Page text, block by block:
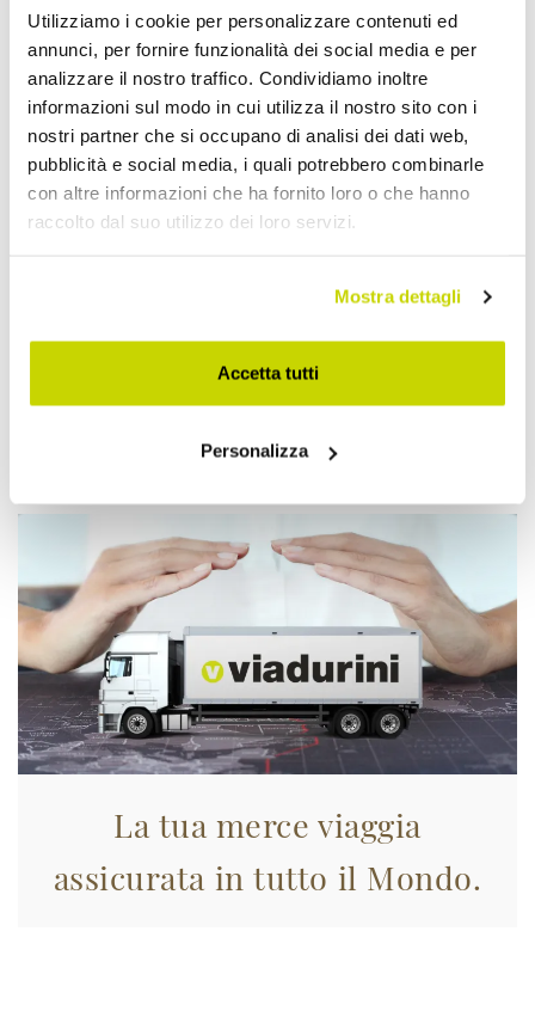
Utilizziamo i cookie per personalizzare contenuti ed
annunci, per fornire funzionalità dei social media e per
analizzare il nostro traffico. Condividiamo inoltre
informazioni sul modo in cui utilizza il nostro sito con i
nostri partner che si occupano di analisi dei dati web,
pubblicità e social media, i quali potrebbero combinarle
con altre informazioni che ha fornito loro o che hanno
raccolto dal suo utilizzo dei loro servizi.
Mostra dettagli
Accetta tutti
Personalizza
Approfittane subito!
La tua merce viaggia
assicurata in tutto il Mondo.